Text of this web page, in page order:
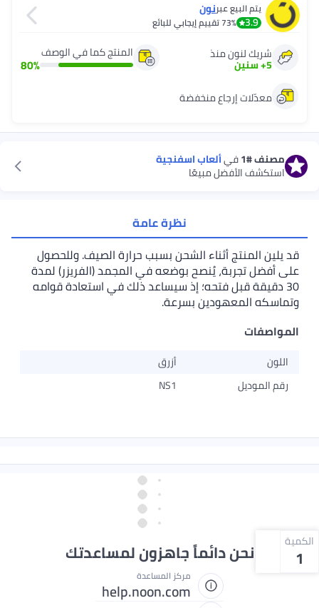
يتم البيع عبرنون
3.9
73%تقييم إيجابي للبائع
المنتج كما في الوصف
80%
شريك لنون منذ
5
+سنين
معدّلات إرجاع منخفضة
مصنف#1 فيألعاب اسفنجية
استكشف الأفضل مبيعًا
نظرة عامة
قد يلين المنتج أثناء الشحن بسبب حرارة الصيف. وللحصول
على أفضل تجربة، يُنصح بوضعه في المجمد (الفريزر) لمدة
30 دقيقة قبل فتحه؛ إذ سيساعد ذلك في استعادة قوامه
وتماسكه المعهودين بسرعة.
المواصفات
اللون
أزرق
رقم الموديل
NS1
الكمية
1 نحن دائماً جاهزون لمساعدتك
مركز المساعدة
help.noon.com